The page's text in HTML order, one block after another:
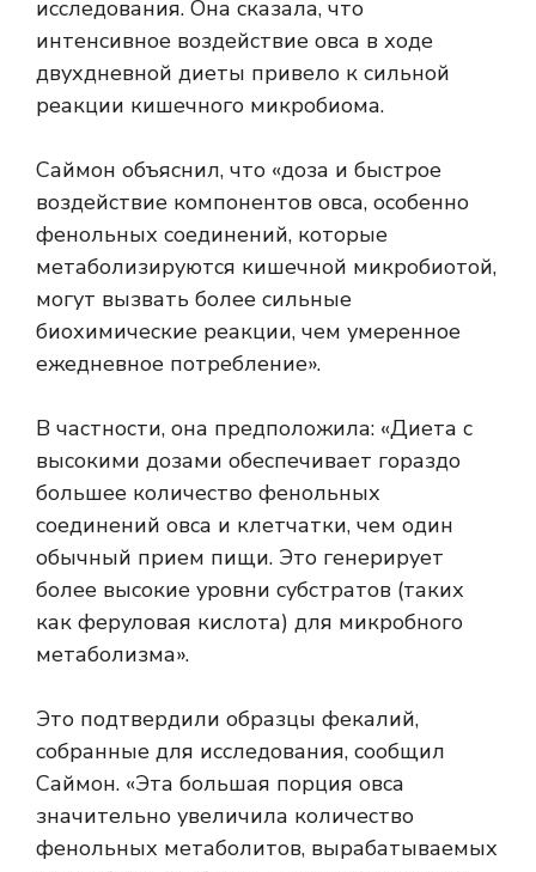
исследования. Она сказала, что
интенсивное воздействие овса в ходе
двухдневной диеты привело к сильной
реакции кишечного микробиома.
Саймон объяснил, что «доза и быстрое
воздействие компонентов овса, особенно
фенольных соединений, которые
метаболизируются кишечной микробиотой,
могут вызвать более сильные
биохимические реакции, чем умеренное
ежедневное потребление».
В частности, она предположила: «Диета с
высокими дозами обеспечивает гораздо
большее количество фенольных
соединений овса и клетчатки, чем один
обычный прием пищи. Это генерирует
более высокие уровни субстратов (таких
как феруловая кислота) для микробного
метаболизма».
Это подтвердили образцы фекалий,
собранные для исследования, сообщил
Саймон. «Эта большая порция овса
значительно увеличила количество
фенольных метаболитов, вырабатываемых